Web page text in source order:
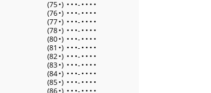
(75•) • • •- • • • •
(76•) • • •- • • • •
(77•) • • •- • • • •
(78•) • • •- • • • •
(80•) • • •- • • • •
(81 •) • • •- • • • •
(82•) • • •- • • • •
(83•) • • •- • • • •
(84•) • • •- • • • •
(85•) • • •- • • • •
(86•) • • •- • • • •